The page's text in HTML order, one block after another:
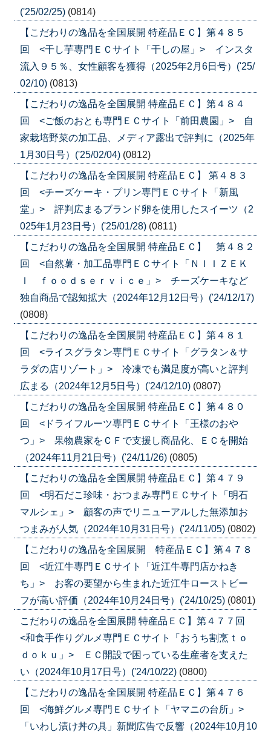
('25/02/25) (0814)
【こだわりの逸品を全国展開 特産品ＥＣ】第４８５
回 <干し芋専門ＥＣサイト「干しの屋」> インスタ
流入９５％、女性顧客を獲得（2025年2月6日号）('25/
02/10) (0813)
【こだわりの逸品を全国展開 特産品ＥＣ】第４８４
回 <ご飯のおとも専門ＥＣサイト「前田農園」> 自
家栽培野菜の加工品、メディア露出で評判に（2025年
1月30日号）('25/02/04) (0812)
【こだわりの逸品を全国展開 特産品ＥＣ】 第４８３
回 <チーズケーキ・プリン専門ＥＣサイト「新風
堂」> 評判広まるブランド卵を使用したスイーツ（2
025年1月23日号）('25/01/28) (0811)
【こだわりの逸品を全国展開 特産品ＥＣ】 第４８２
回 <自然薯・加工品専門ＥＣサイト「ＮＩＩＺＥＫ
Ｉ ｆｏｏｄｓｅｒｖｉｃｅ」> チーズケーキなど
独自商品で認知拡大（2024年12月12日号）('24/12/17)
(0808)
【こだわりの逸品を全国展開 特産品ＥＣ】第４８１
回 <ライスグラタン専門ＥＣサイト「グラタン＆サ
ラダの店リゾート」> 冷凍でも満足度が高いと評判
広まる（2024年12月5日号）('24/12/10) (0807)
【こだわりの逸品を全国展開 特産品ＥＣ】第４８０
回 <ドライフルーツ専門ＥＣサイト「王様のおや
つ」> 果物農家をＣＦで支援し商品化、ＥＣを開始
（2024年11月21日号）('24/11/26) (0805)
【こだわりの逸品を全国展開 特産品ＥＣ】第４７９
回 <明石だこ珍味・おつまみ専門ＥＣサイト「明石
マルシェ」> 顧客の声でリニューアルした無添加お
つまみが人気（2024年10月31日号）('24/11/05) (0802)
【こだわりの逸品を全国展開 特産品ＥＣ】第４７８
回 <近江牛専門ＥＣサイト「近江牛専門店かねき
ち」> お客の要望から生まれた近江牛ローストビー
フが高い評価（2024年10月24日号）('24/10/25) (0801)
こだわりの逸品を全国展開 特産品ＥＣ】第４７７回
<和食手作りグルメ専門ＥＣサイト「おうち割烹ｔｏ
ｄｏｋｕ」> ＥＣ開設で困っている生産者を支えた
い（2024年10月17日号）('24/10/22) (0800)
【こだわりの逸品を全国展開 特産品ＥＣ】第４７６
回 <海鮮グルメ専門ＥＣサイト「ヤマニの台所」>
「いわし漬け丼の具」新聞広告で反響（2024年10月10